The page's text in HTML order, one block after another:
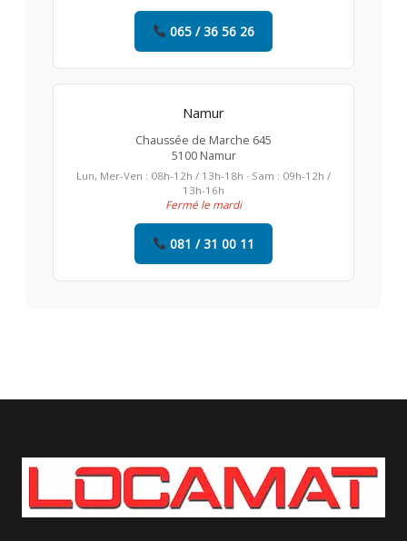
065 / 36 56 26
Namur
Chaussée de Marche 645
5100 Namur
Lun, Mer-Ven : 08h-12h / 13h-18h · Sam : 09h-12h /
13h-16h
Fermé le mardi
081 / 31 00 11